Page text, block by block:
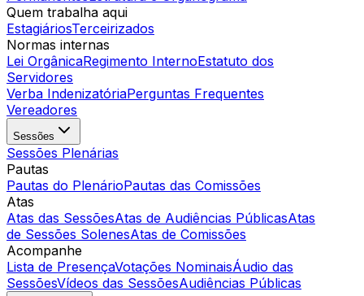
Quem trabalha aqui
EstagiáriosTerceirizados
Normas internas
Lei OrgânicaRegimento InternoEstatuto dos
Servidores
Verba IndenizatóriaPerguntas Frequentes
Vereadores
Sessões
Sessões Plenárias
Pautas
Pautas do PlenárioPautas das Comissões
Atas
Atas das SessõesAtas de Audiências PúblicasAtas
de Sessões SolenesAtas de Comissões
Acompanhe
Lista de PresençaVotações NominaisÁudio das
SessõesVídeos das SessõesAudiências Públicas